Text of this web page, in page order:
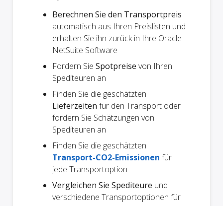
Berechnen Sie den Transportpreis
automatisch aus Ihren Preislisten und
erhalten Sie ihn zurück in Ihre Oracle
NetSuite Software
Fordern Sie Spotpreise von Ihren
Spediteuren an
Finden Sie die geschätzten
Lieferzeiten für den Transport oder
fordern Sie Schätzungen von
Spediteuren an
Finden Sie die geschätzten
Transport-CO2-Emissionen für
jede Transportoption
Vergleichen Sie Spediteure und
verschiedene Transportoptionen für